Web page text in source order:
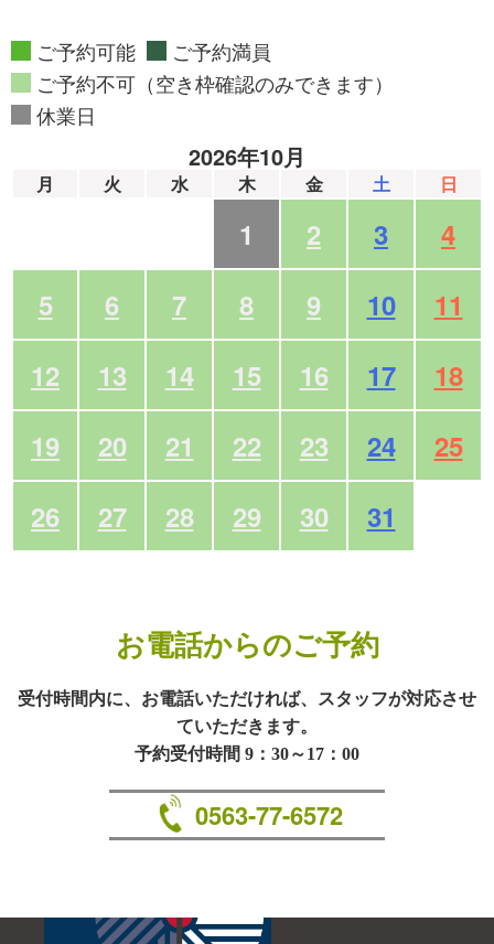
ご予約可能
ご予約満員
ご予約不可（空き枠確認のみできます）
休業日
2026年10月
月 火 水 木 金 土 日
1 2 3
4
5
6 7 8 9 10
11
12
13 14 15 16 17
18
19
20 21 22 23 24
25
26
27 28 29 30 31
お電話からのご予約
受付時間内に、お電話いただければ、スタッフが対応させ
ていただきます。
予約受付時間 9：30～17：00
0563-77-6572